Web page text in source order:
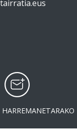
HARREMANETARAKO